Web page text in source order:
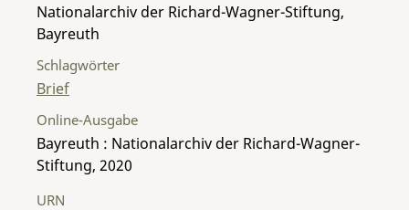
Nationalarchiv der Richard-Wagner-Stiftung,
Bayreuth
Schlagwörter
Brief
Online-Ausgabe
Bayreuth : Nationalarchiv der Richard-Wagner-
Stiftung, 2020
URN